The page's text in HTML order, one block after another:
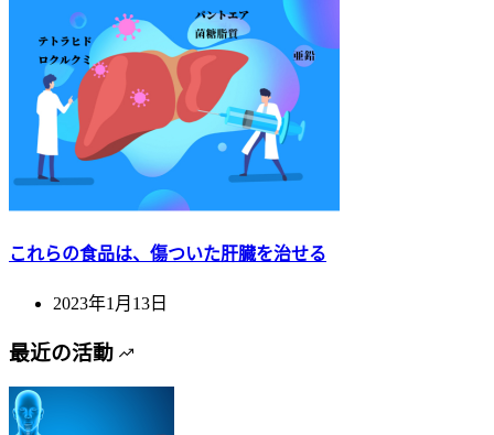
これらの食品は、傷ついた肝臓を治せる
2023年1月13日
最近の活動